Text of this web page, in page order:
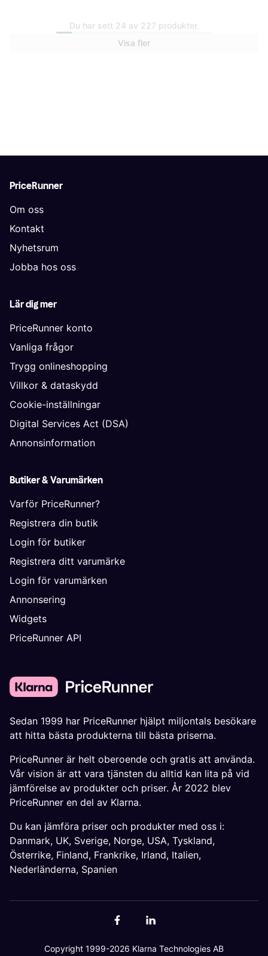
KitchenAid Artisan 1319ebm
Du har sett 24 av 227 produkter.
Visa fler
PriceRunner
Om oss
Kontakt
Nyhetsrum
Jobba hos oss
Lär dig mer
PriceRunner konto
Vanliga frågor
Trygg onlineshopping
Villkor & dataskydd
Cookie-inställningar
Digital Services Act (DSA)
Annonsinformation
Butiker & Varumärken
Varför PriceRunner?
Registrera din butik
Login för butiker
Registrera ditt varumärke
Login för varumärken
Annonsering
Widgets
PriceRunner API
Sedan 1999 har PriceRunner hjälpt miljontals besökare
att hitta bästa produkterna till bästa priserna.
PriceRunner är helt oberoende och gratis att använda.
Vår vision är att vara tjänsten du alltid kan lita på vid
jämförelse av produkter och priser. År 2022 blev
PriceRunner en del av Klarna.
Du kan jämföra priser och produkter med oss i:
Danmark, UK, Sverige, Norge, USA, Tyskland,
Österrike, Finland, Frankrike, Irland, Italien,
Nederländerna, Spanien
Copyright 1999-2026 Klarna Technologies AB